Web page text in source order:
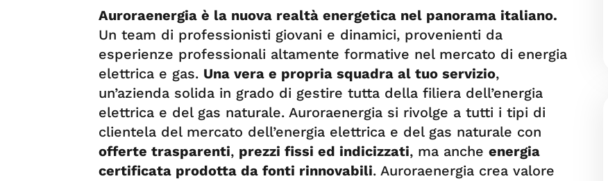
Auroraenergia è la nuova realtà energetica nel panorama italiano.
Un team di professionisti giovani e dinamici, provenienti da
esperienze professionali altamente formative nel mercato di energia
elettrica e gas. Una vera e propria squadra al tuo servizio,
un’azienda solida in grado di gestire tutta della filiera dell’energia
elettrica e del gas naturale. Auroraenergia si rivolge a tutti i tipi di
clientela del mercato dell’energia elettrica e del gas naturale con
offerte trasparenti, prezzi fissi ed indicizzati, ma anche energia
certificata prodotta da fonti rinnovabili. Auroraenergia crea valore